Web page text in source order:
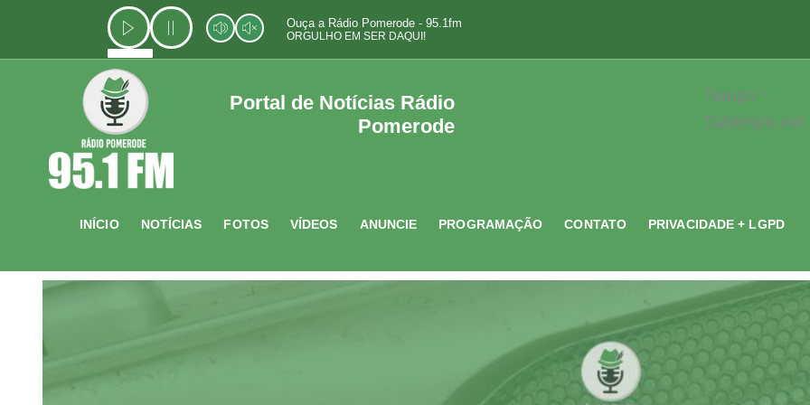
o
Ouça a Rádio Pomerode - 95.1fm
ORGULHO EM SER DAQUI!
Portal de Notícias Rádio
Pomerode
Tempo -
Tutiempo.net
INÍCIO NOTÍCIAS FOTOS VÍDEOS ANUNCIE PROGRAMAÇÃO CONTATO PRIVACIDADE + LGPD